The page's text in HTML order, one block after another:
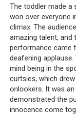
The toddler made a
won over everyone
climax. The
amazing talent, and
performance came
deafening applause.
mind being in the
curtsies, which
onlookers. It was
demonstrated the
innocence come